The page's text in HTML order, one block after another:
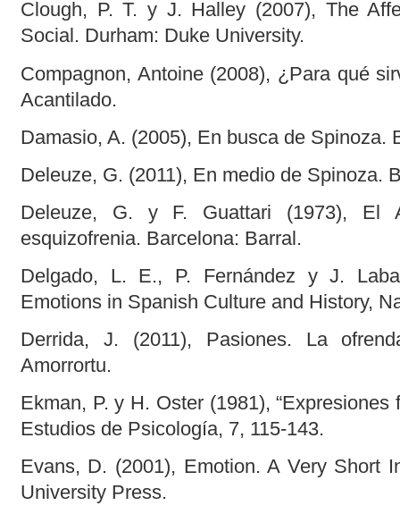
Clough, P. T. y J. Halley (2007), The
Social. Durham: Duke University.
Compagnon, Antoine (2008), ¿Para qué
Acantilado.
Damasio, A. (2005), En busca de Spinoza.
Deleuze, G. (2011), En medio de Spinoza.
Deleuze, G. y F. Guattari (1973), El
esquizofrenia. Barcelona: Barral.
Delgado, L. E., P. Fernández y J.
Emotions in Spanish Culture and History,
Derrida, J. (2011), Pasiones. La
Amorrortu.
Ekman, P. y H. Oster (1981),
Estudios de Psicología, 7, 115-143.
Evans, D. (2001), Emotion. A Very Short
University Press.